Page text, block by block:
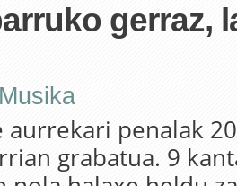
gerraz,
Musika
aurrekari penalak
grabatua. 9